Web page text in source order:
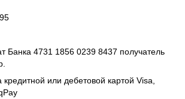
Банка 4731 1856 0239 8437 получатель
или дебетовой картой Visa,